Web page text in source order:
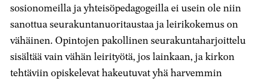
sosionomeilla ja yhteisöpedagogeilla ei usein ole niin
sanottua seurakuntanuoritaustaa ja leirikokemus on
vähäinen. Opintojen pakollinen seurakuntaharjoittelu
sisältää vain vähän leirityötä, jos lainkaan, ja kirkon
tehtäviin opiskelevat hakeutuvat yhä harvemmin